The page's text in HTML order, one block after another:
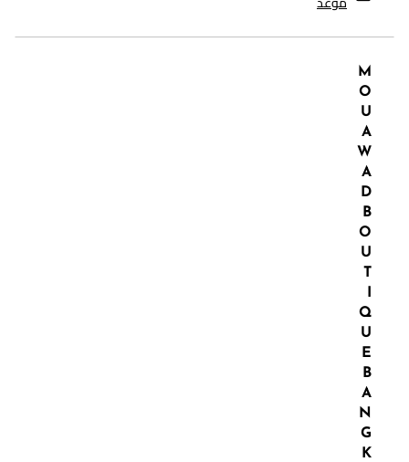
موعد
M
O
U
A
W
A
D
B
O
U
T
Q
U
E
B
A
N
G
K